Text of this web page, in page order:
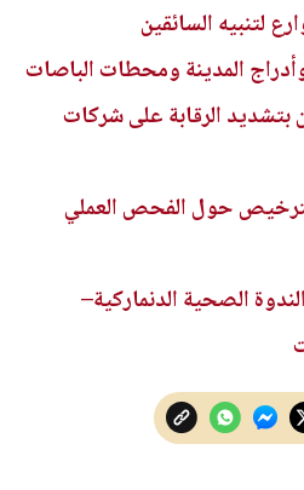
لتنبيه السائقين
المدينة ومحطات الباصات
بتشديد الرقابة على شركات
حول الفحص العملي
الصحية الدنماركية–